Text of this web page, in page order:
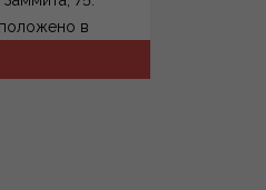
в
части города,